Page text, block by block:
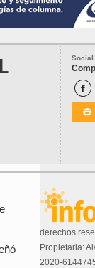
Social


derechos
Propietaria:
2020-